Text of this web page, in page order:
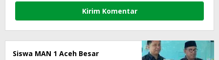
Siswa MAN 1 Aceh Besar